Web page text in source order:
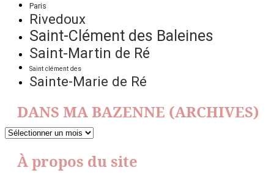
Paris
Rivedoux
Saint-Clément des Baleines
Saint-Martin de Ré
Saint clément des
Sainte-Marie de Ré
DANS MA BAZENNE (ARCHIVES)
DANS
BAZENNE
(ARCHIVES)
À propos du site